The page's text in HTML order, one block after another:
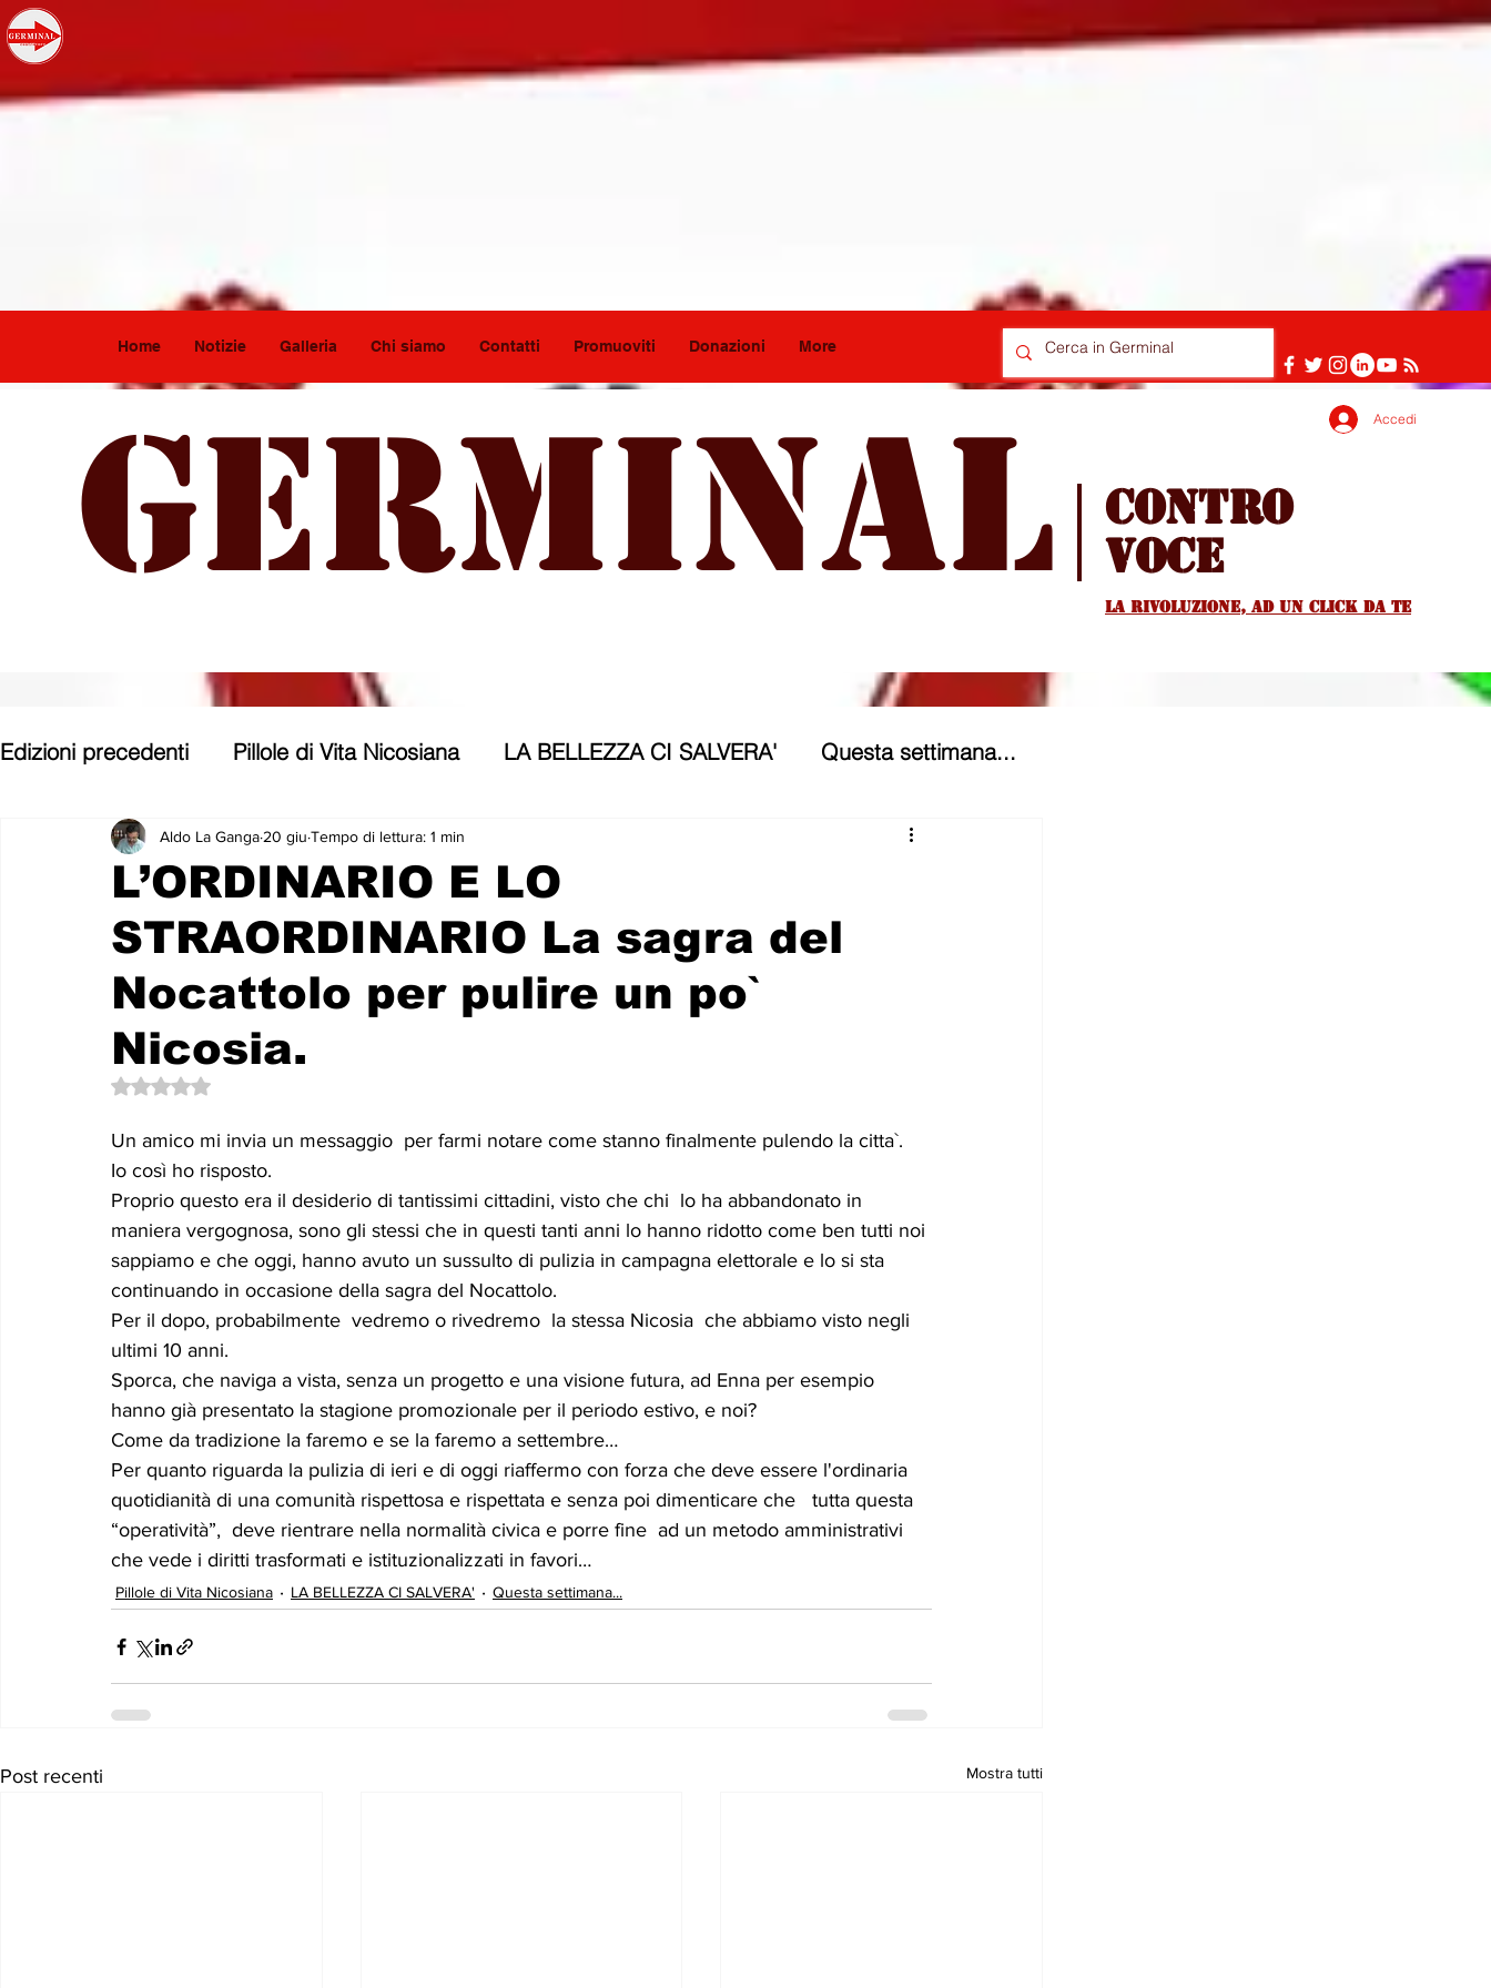
Home Notizie Galleria Chi siamo Contatti Promuoviti Donazioni More
Germinal Accedi
Contro
voce
La rivoluzione, ad un Click da te
Edizioni precedenti Pillole di Vita Nicosiana LA BELLEZZA CI SALVERA' Questa settimana...
Parole, pensieri, opere e opinioni Entroterra
Con gli occhi di uno Zoomer Politica nostrana Politica forestiera Sport
Le memorie di donna Prizzita. Un ro MUSICA UP RUBRICA: LA NOSTRA
L’ORDINARIO E LO
STRAORDINARIO La sagra del
Nocattolo per pulire un po`
Nicosia.
Aldo La Ganga 20 giu Tempo di lettura: 1 min
Valutazione NaN stelle su 5.
Un amico mi invia un messaggio  per farmi notare come stanno finalmente pulendo la citta`.
Io così ho risposto.
Proprio questo era il desiderio di tantissimi cittadini, visto che chi  lo ha abbandonato in
maniera vergognosa, sono gli stessi che in questi tanti anni lo hanno ridotto come ben tutti noi
sappiamo e che oggi, hanno avuto un sussulto di pulizia in campagna elettorale e lo si sta
continuando in occasione della sagra del Nocattolo.
Per il dopo, probabilmente  vedremo o rivedremo  la stessa Nicosia  che abbiamo visto negli
ultimi 10 anni.
Sporca, che naviga a vista, senza un progetto e una visione futura, ad Enna per esempio
hanno già presentato la stagione promozionale per il periodo estivo, e noi?
Come da tradizione la faremo e se la faremo a settembre…
Per quanto riguarda la pulizia di ieri e di oggi riaffermo con forza che deve essere l'ordinaria
quotidianità di una comunità rispettosa e rispettata e senza poi dimenticare che   tutta questa
“operatività”,  deve rientrare nella normalità civica e porre fine  ad un metodo amministrativi
che vede i diritti trasformati e istituzionalizzati in favori…
Pillole di Vita Nicosiana LA BELLEZZA CI SALVERA' Questa settimana...
Post recenti Mostra tutti